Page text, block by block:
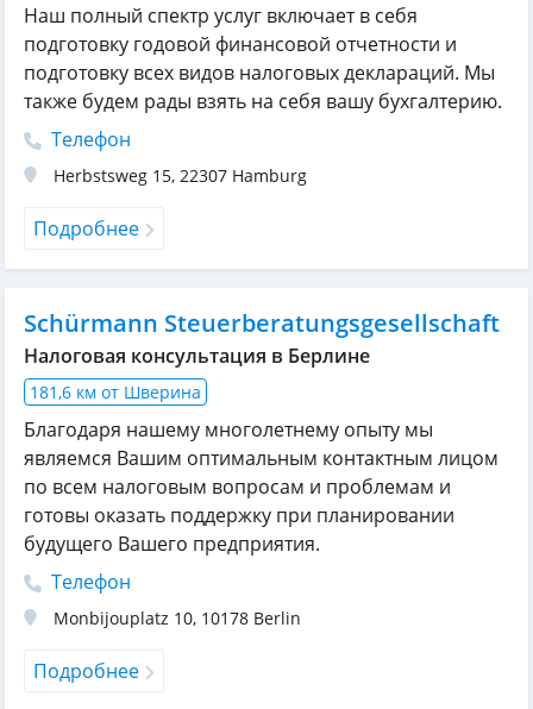
Наш полный спектр услуг включает в себя
подготовку годовой финансовой отчетности и
подготовку всех видов налоговых деклараций. Мы
также будем рады взять на себя вашу бухгалтерию.
Телефон
Herbstsweg 15, 22307 Hamburg
Подробнее
Schürmann Steuerberatungsgesellschaft
Налоговая консультация в Берлине
181,6 км от Шверина
Благодаря нашему многолетнему опыту мы
являемся Вашим оптимальным контактным лицом
по всем налоговым вопросам и проблемам и
готовы оказать поддержку при планировании
будущего Вашего предприятия.
Телефон
Monbijouplatz 10, 10178 Berlin
Подробнее